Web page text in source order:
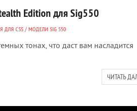
Edition для Sig550
ДЛЯ CSS/ МОДЕЛИ SIG 550
тонах, что даст вам насладится
ЧИТАТЬ